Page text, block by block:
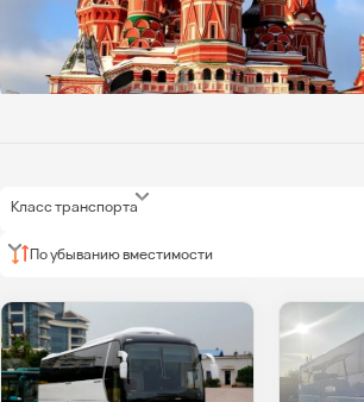
Класс транспорта
По убыванию вместимости